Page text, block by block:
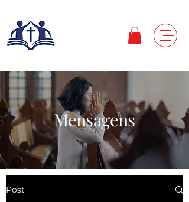
Mensagens
Post